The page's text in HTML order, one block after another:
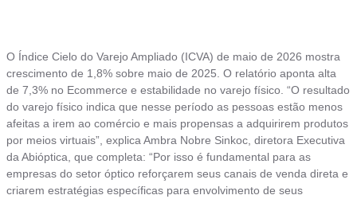
O Índice Cielo do Varejo Ampliado (ICVA) de maio de 2026 mostra
crescimento de 1,8% sobre maio de 2025. O relatório aponta alta
de 7,3% no Ecommerce e estabilidade no varejo físico. “O resultado
do varejo físico indica que nesse período as pessoas estão menos
afeitas a irem ao comércio e mais propensas a adquirirem produtos
por meios virtuais”, explica Ambra Nobre Sinkoc, diretora Executiva
da Abióptica, que completa: “Por isso é fundamental para as
empresas do setor óptico reforçarem seus canais de venda direta e
criarem estratégias específicas para envolvimento de seus